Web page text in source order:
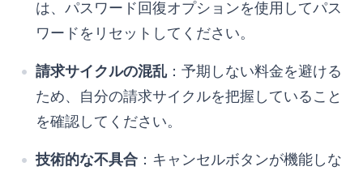
は、パスワード回復オプションを使用してパス
ワードをリセットしてください。
請求サイクルの混乱：予期しない料金を避ける
ため、自分の請求サイクルを把握していること
を確認してください。
技術的な不具合 ：キャンセルボタンが機能しな